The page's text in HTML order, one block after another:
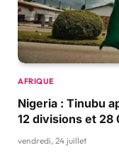
AFRIQUE
Nigeria : Tinubu
12 divisions et
vendredi, 24 juillet